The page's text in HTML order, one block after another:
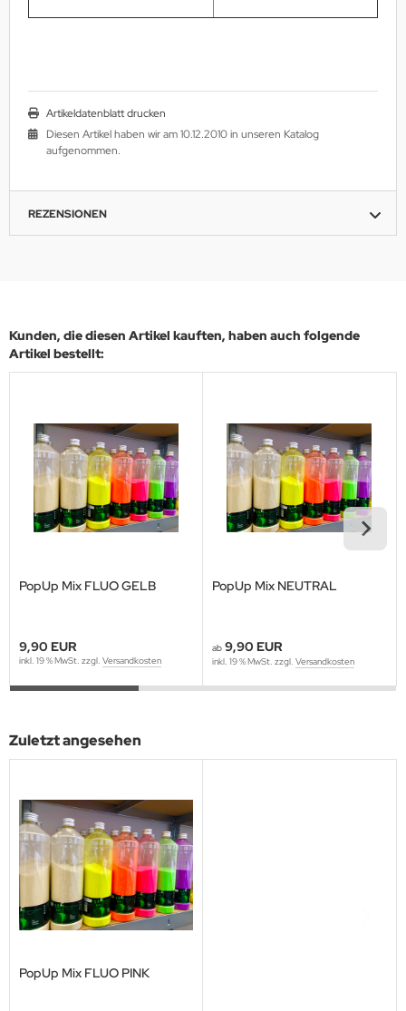
Artikeldatenblatt drucken
Diesen Artikel haben wir am 10.12.2010 in unseren Katalog
aufgenommen.
REZENSIONEN
Kunden, die diesen Artikel kauften, haben auch folgende
Artikel bestellt:
PopUp Mix FLUO GELB
9,90 EUR
inkl. 19 % MwSt. zzgl. Versandkosten
PopUp Mix NEUTRAL
ab 9,90 EUR
inkl. 19 % MwSt. zzgl. Versandkosten
Zuletzt angesehen
PopUp Mix FLUO PINK